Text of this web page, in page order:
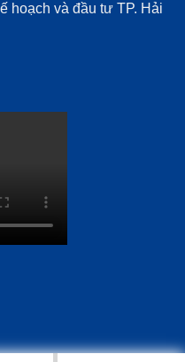
hoạch và đầu tư TP. Hải